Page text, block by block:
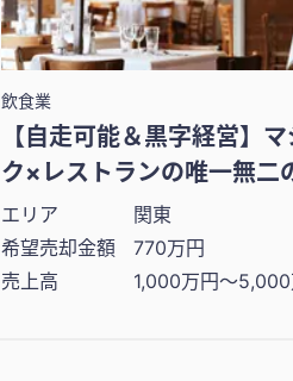
飲食業
【自走可能＆黒字経営】マ
ク×レストランの唯一無二
エリア
関東
希望売却金額
770万円
売上高
1,000万円〜